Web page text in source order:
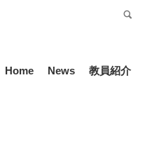
Home News 教員紹介